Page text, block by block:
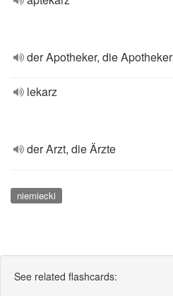
der Apotheker, die Apotheker
lekarz
der Arzt, die Ärzte
niemiecki
See related flashcards: